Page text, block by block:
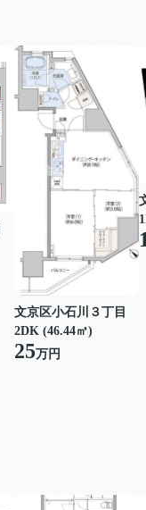
文京区小石川３丁目
2DK (46.44㎡)
25万円